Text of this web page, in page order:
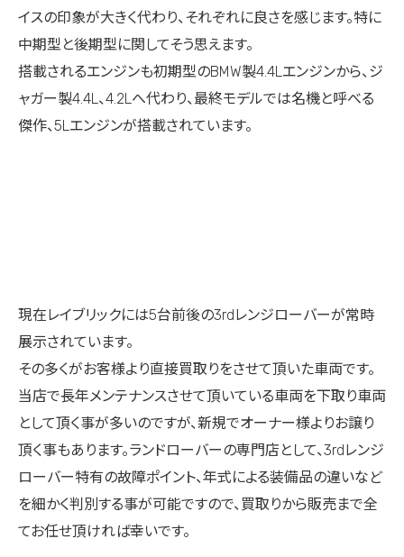
イスの印象が大きく代わり、それぞれに良さを感じます。特に
中期型と後期型に関してそう思えます。
搭載されるエンジンも初期型のBMW製4.4Lエンジンから、ジ
ャガー製4.4L、4.2Lへ代わり、最終モデルでは名機と呼べる
傑作、5Lエンジンが搭載されています。
現在レイブリックには5台前後の3rdレンジローバーが常時
展示されています。
その多くがお客様より直接買取りをさせて頂いた車両です。
当店で長年メンテナンスさせて頂いている車両を下取り車両
として頂く事が多いのですが、新規でオーナー様よりお譲り
頂く事もあります。ランドローバーの専門店として、3rdレンジ
ローバー特有の故障ポイント、年式による装備品の違いなど
を細かく判別する事が可能ですので、買取りから販売まで全
てお任せ頂ければ幸いです。